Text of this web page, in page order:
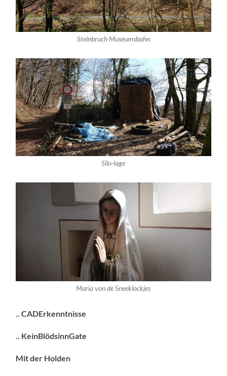
Steinbruch Museumsbahn
Silo-lage
Maria von de Sneeklockjes
.. CADErkenntnisse
.. KeinBlödsinnGate
Mit der Holden